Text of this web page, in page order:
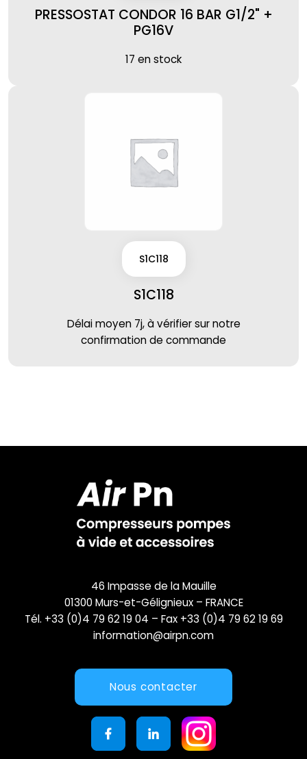
PRESSOSTAT CONDOR 16 BAR G1/2" +
PG16V
17 en stock
S1C118
S1C118
Délai moyen 7j, à vérifier sur notre
confirmation de commande
46 Impasse de la Mauille
01300 Murs-et-Gélignieux – FRANCE
Tél. +33 (0)4 79 62 19 04 – Fax +33 (0)4 79 62 19 69
information@airpn.com
Nous contacter